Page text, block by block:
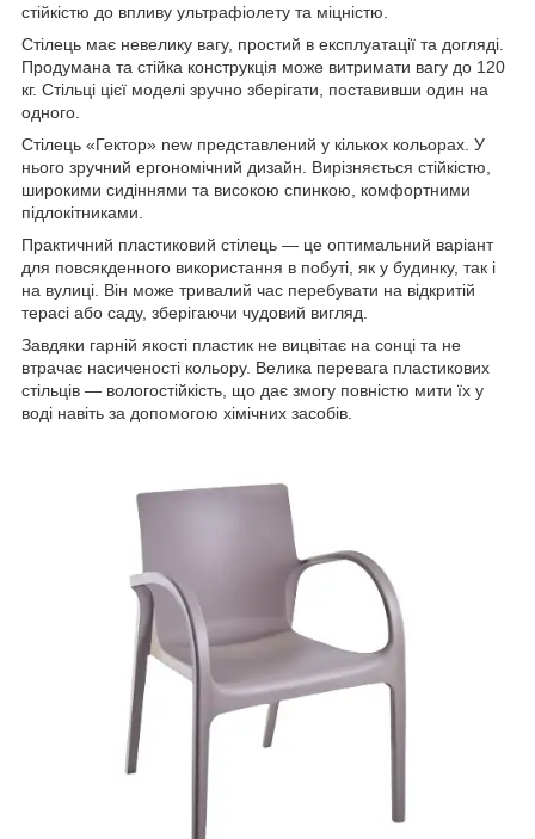
стійкістю до впливу ультрафіолету та міцністю.
Стілець має невелику вагу, простий в експлуатації та догляді.
Продумана та стійка конструкція може витримати вагу до 120
кг. Стільці цієї моделі зручно зберігати, поставивши один на
одного.
Стілець «Гектор» new представлений у кількох кольорах. У
нього зручний ергономічний дизайн. Вирізняється стійкістю,
широкими сидіннями та високою спинкою, комфортними
підлокітниками.
Практичний пластиковий стілець — це оптимальний варіант
для повсякденного використання в побуті, як у будинку, так і
на вулиці. Він може тривалий час перебувати на відкритій
терасі або саду, зберігаючи чудовий вигляд.
Завдяки гарній якості пластик не вицвітає на сонці та не
втрачає насиченості кольору. Велика перевага пластикових
стільців — вологостійкість, що дає змогу повністю мити їх у
воді навіть за допомогою хімічних засобів.